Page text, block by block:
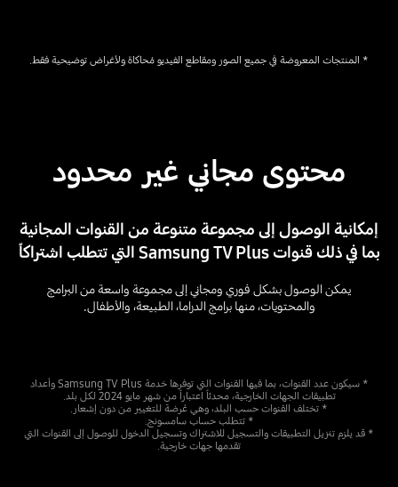
محتوى مجاني غير محدود
إمكانية الوصول إلى مجموعة متنوعة من القنوات المجانية
بما في ذلك قنوات Samsung TV Plus التي تتطلب اشتراكاً
يمكن الوصول بشكل فوري ومجاني إلى مجموعة واسعة من البرامج
والمحتويات، منها برامج الدراما، الطبيعة، والأطفال.
* سيكون عدد القنوات، بما فيها القنوات التي توفرها خدمة Samsung TV Plus وأعداد
تطبيقات الجهات الخارجية، محدثاً اعتباراً من شهر مايو 2024 لكل بلد.
* تختلف القنوات حسب البلد، وهي عُرضة للتغيير من دون إشعار.
* تتطلب حساب سامسونج.
* قد يلزم تنزيل التطبيقات والتسجيل للاشتراك وتسجيل الدخول للوصول إلى القنوات التي
تقدمها جهات خارجية.